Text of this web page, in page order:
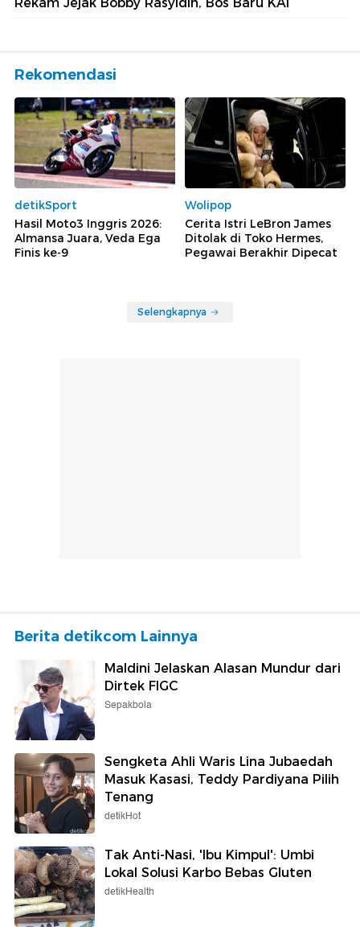
Rekam Jejak Bobby Rasyidin, Bos Baru KAI
Rekomendasi
detikSport
Hasil Moto3 Inggris 2026:
Almansa Juara, Veda Ega
Finis ke-9
Wolipop
Cerita Istri LeBron James
Ditolak di Toko Hermes,
Pegawai Berakhir Dipecat
Selengkapnya
Berita detikcom Lainnya
Maldini Jelaskan Alasan Mundur dari
Dirtek FIGC
Sepakbola
Sengketa Ahli Waris Lina Jubaedah
Masuk Kasasi, Teddy Pardiyana Pilih
Tenang
detikHot
Tak Anti-Nasi, 'Ibu Kimpul': Umbi
Lokal Solusi Karbo Bebas Gluten
detikHealth